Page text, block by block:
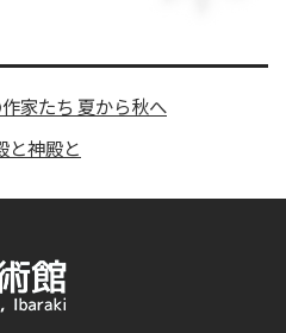
家たち 夏から秋へ
と神殿と